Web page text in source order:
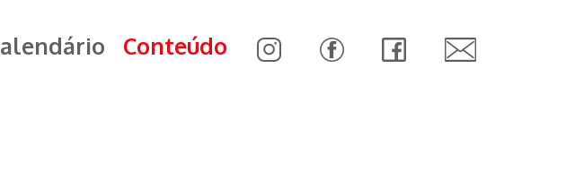
Conteúdo